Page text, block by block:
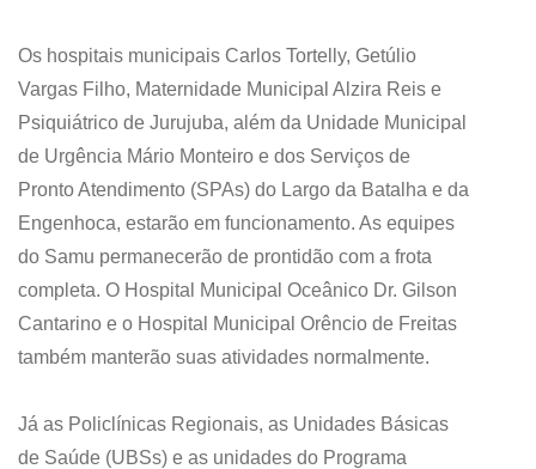
Os hospitais municipais Carlos Tortelly, Getúlio
Vargas Filho, Maternidade Municipal Alzira Reis e
Psiquiátrico de Jurujuba, além da Unidade Municipal
de Urgência Mário Monteiro e dos Serviços de
Pronto Atendimento (SPAs) do Largo da Batalha e da
Engenhoca, estarão em funcionamento. As equipes
do Samu permanecerão de prontidão com a frota
completa. O Hospital Municipal Oceânico Dr. Gilson
Cantarino e o Hospital Municipal Orêncio de Freitas
também manterão suas atividades normalmente.
Já as Policlínicas Regionais, as Unidades Básicas
de Saúde (UBSs) e as unidades do Programa